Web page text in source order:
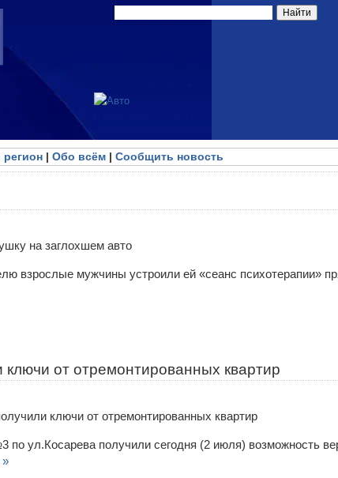
| Обо всём| Сообщить новость
взрослые мужчины устроили ей «сеанс психотерапии»
от отремонтированных квартир
ул.Косарева получили сегодня (2 июля) возможность
»